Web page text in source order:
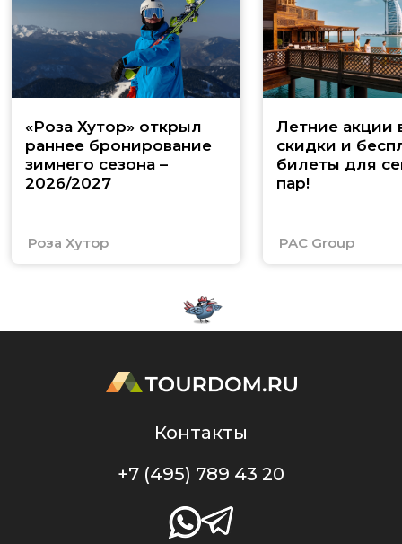
«Роза Хутор» открыл
раннее бронирование
зимнего сезона –
2026/2027
Роза Хутор
Летние акции
скидки и
билеты для
пар!
PAC Group
Контакты
+7 (495) 789 43 20